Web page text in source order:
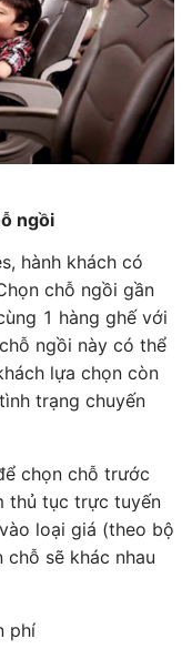
ngồi
hành khách có
chỗ ngồi gần
1 hàng ghế với
ngồi này có thể
lựa chọn còn
trạng chuyến
chọn chỗ trước
thủ tục trực tuyến
loại giá (theo bộ
sẽ khác nhau
phí